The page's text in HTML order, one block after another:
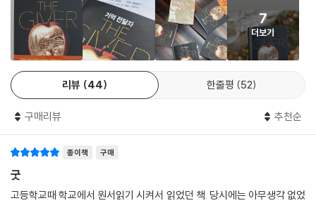
단다.”
출산율, 안락사, 국가의 통제, 차이와 평등, 다채로운 표현을 잃은 언어…
미래 사회를 통해 다시 바라보는 현대 사회의 문제들
조너스가 사는 마을에서는 장애를 가지고 태어난 아기들이나 너무 나이가
든 노인들을 ‘임무 해제’라는 이름으로 안락사시킨다. 효율성을 해친다는
이유로 쌍둥이 중 체중이 적게 나가는 아기도 ‘임무 해제’시키고, 사람들을
제한 사회인데 이를 위해 사람들은 성욕을 없애는 약까지 복용한다. 사랑
은 당연히 비효율적인 것으로 치부된다. 고통의 기억도 알약 하나면 단번
7
더보기
리뷰 44 한줄평 52
구매리뷰 추천순
종이책 구매
굿
고등학교때 학교에서 원서읽기 시켜서 읽었던 책. 당시에는 아무생각 없었